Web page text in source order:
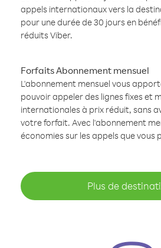
appels internationaux vers la
pour une durée de 30 jours en
réduits Viber.
Forfaits Abonnement mensuel
L'abonnement mensuel vous
pouvoir appeler des lignes fixes et
internationales à prix réduit, sans
votre forfait. Avec l'abonnement
économies sur les appels que vous
Plus de